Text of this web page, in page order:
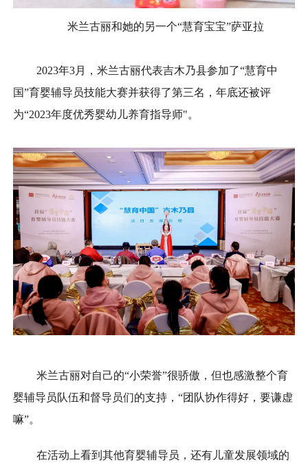
米兰古丽和她的另一个“慧育宝宝”萨亚拉
2023年3月，米兰古丽代表吉木乃县参加了“慧育中
国”育婴辅导员技能大赛并获得了第三名，年底还被评
为“2023年度优秀婴幼儿养育指导师"。
米兰古丽对自己的“小荣誉”很骄傲，但也感激整个育
婴辅导员队伍和督导员们的支持，“团队协作得好，要谦虚
嘛”。
在活动上看到其他育婴辅导员，还有儿童发展领域的